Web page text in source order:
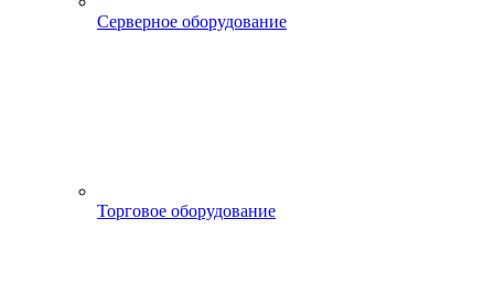
Серверное оборудование
Торговое оборудование